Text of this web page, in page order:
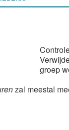
groep
zal meestal